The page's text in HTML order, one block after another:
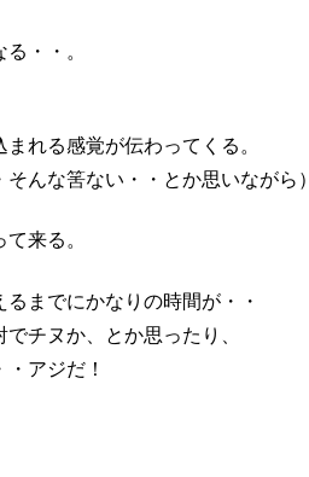
・・。
れる感覚が伝わってくる。
んな筈ない・・とか思いながら）
来る。
までにかなりの時間が・・
チヌか、とか思ったり、
アジだ！